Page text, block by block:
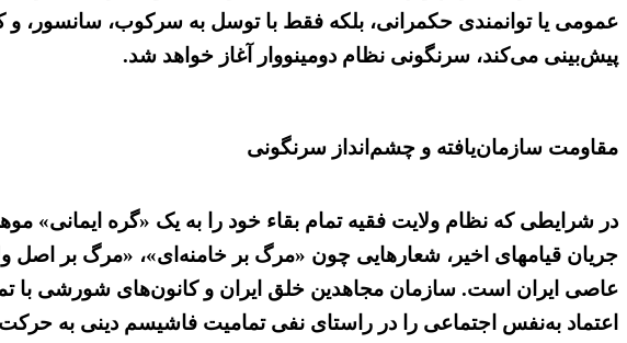
عمومی یا توانمندی حکمرانی، بلکه فقط با توسل به سرکوب، سانسور،
پیش‌بینی می‌کند، سرنگونی نظام دومینووار آغاز خواهد شد.
مقاومت سازمان‌یافته و چشم‌انداز سرنگونی
در شرایطی که نظام ولایت فقیه تمام بقاء خود را به یک «گره ایمانی»
جریان قیامهای اخیر، شعارهایی چون «مرگ بر خامنه‌ای»، «مرگ بر اصل
عاصی ایران است. سازمان مجاهدین خلق ایران و کانون‌های شورشی با
اعتماد به‌نفس اجتماعی را در راستای نفی تمامیت فاشیسم دینی به حرکت